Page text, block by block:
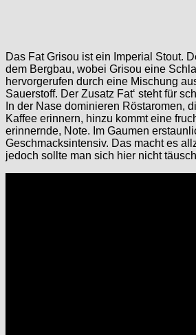
Das Fat Grisou ist ein Imperial Stout.
dem Bergbau, wobei Grisou eine
hervorgerufen durch eine Mischung
Sauerstoff. Der Zusatz Fat‘ steht für
In der Nase dominieren Röstaromen,
Kaffee erinnern, hinzu kommt eine
erinnernde, Note. Im Gaumen
Geschmacksintensiv. Das macht es
jedoch sollte man sich hier nicht